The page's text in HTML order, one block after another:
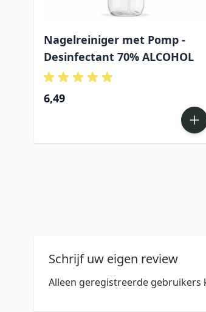
Nagelreiniger met Pomp -
Desinfectant 70% ALCOHOL
6,49
Schrijf uw eigen review
Alleen geregistreerde